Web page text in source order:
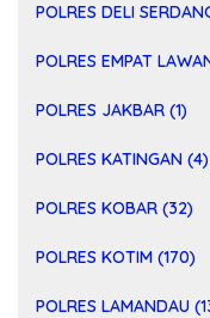
POLRES DELI
POLRES EMPAT
POLRES JAKBAR (1)
POLRES KATINGAN (4)
POLRES KOBAR (32)
POLRES KOTIM (170)
POLRES LAMANDAU